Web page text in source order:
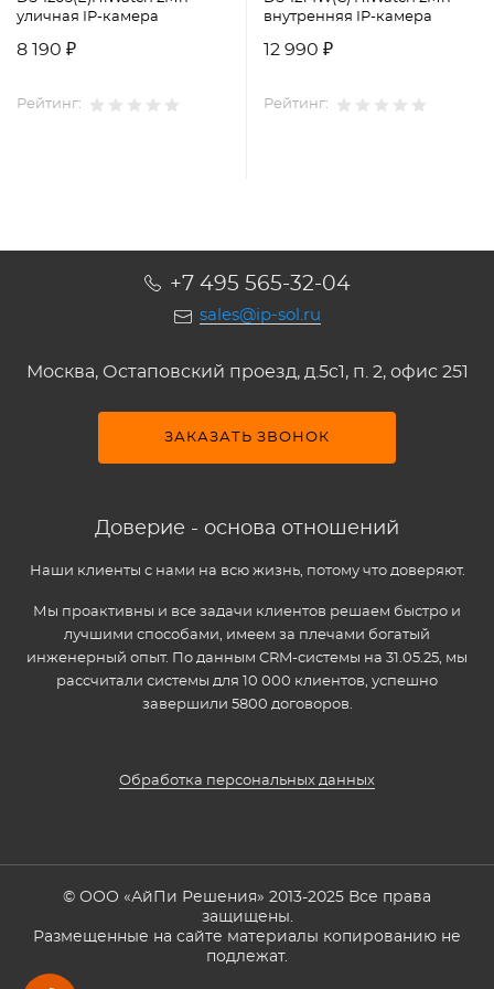
уличная IP-камера
8 190 ₽
Рейтинг:
внутренняя IP-камера
12 990 ₽
Рейтинг:
+7 495 565-32-04
sales@ip-sol.ru
Москва, Остаповский проезд, д.5c1, п. 2, офис 251
ЗАКАЗАТЬ ЗВОНОК
Доверие - основа отношений
Наши клиенты с нами на всю жизнь, потому что доверяют.
Мы проактивны и все задачи клиентов решаем быстро и
лучшими способами, имеем за плечами богатый
инженерный опыт. По данным CRM-системы на 31.05.25, мы
рассчитали системы для 10 000 клиентов, успешно
завершили 5800 договоров.
Обработка персональных данных
© ООО «АйПи Решения» 2013-2025 Все права
защищены.
Размещенные на сайте материалы копированию не
подлежат.